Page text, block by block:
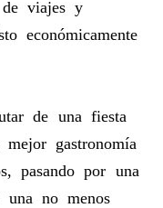
de viajes y
económicamente
de una fiesta
gastronomía
pasando por una
una no menos